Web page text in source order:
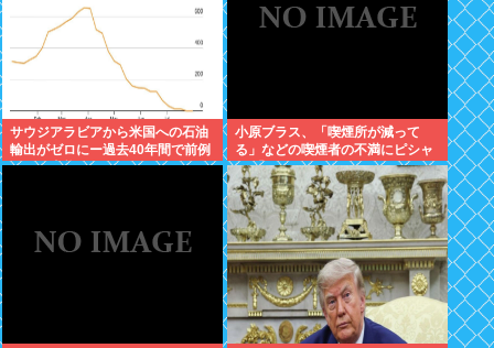
サウジアラビアから米国への石油
輸出がゼロにー過去40年間で前例
のない事態
小原ブラス、「喫煙所が減って
る」などの喫煙者の不満にピシャ
リ 「じゃあやめれば？タバコなん
て家でだけ吸ってればいい」